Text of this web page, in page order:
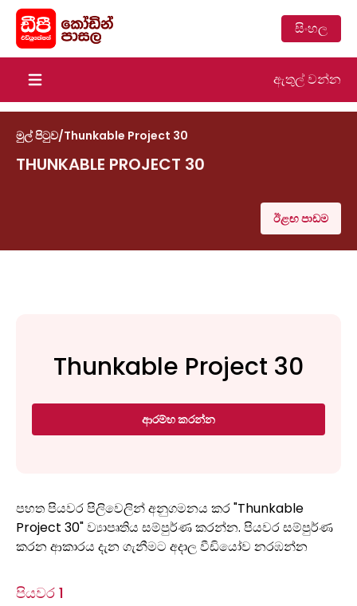
සිංහල
Open main menu ඇතුල් වන්න
මුල් පිටුව/Thunkable Project 30
THUNKABLE PROJECT 30
ඊළඟ පාඩම
Thunkable Project 30
ආරම්භ කරන්න
පහත පියවර පිලිවෙලින් අනුගමනය කර "Thunkable
Project 30" ව්‍යාපෘතිය සම්පුර්ණ කරන්න. පියවර සම්පුර්ණ
කරන ආකාරය දැන ගැනීමට අදාල වීඩියෝව නරඹන්න
පියවර 1